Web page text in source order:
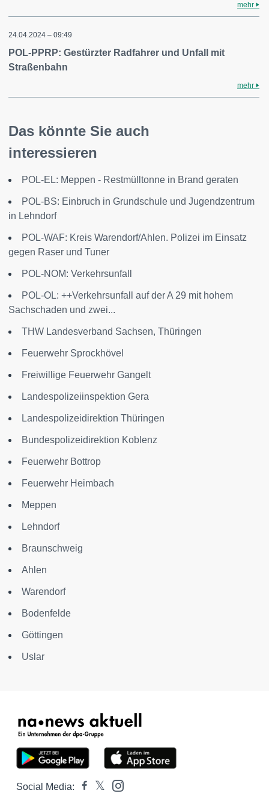
mehr
24.04.2024 – 09:49
POL-PPRP: Gestürzter Radfahrer und Unfall mit
Straßenbahn
mehr
Das könnte Sie auch
interessieren
POL-EL: Meppen - Restmülltonne in Brand geraten
POL-BS: Einbruch in Grundschule und Jugendzentrum
in Lehndorf
POL-WAF: Kreis Warendorf/Ahlen. Polizei im Einsatz
gegen Raser und Tuner
POL-NOM: Verkehrsunfall
POL-OL: ++Verkehrsunfall auf der A 29 mit hohem
Sachschaden und zwei...
THW Landesverband Sachsen, Thüringen
Feuerwehr Sprockhövel
Freiwillige Feuerwehr Gangelt
Landespolizeiinspektion Gera
Landespolizeidirektion Thüringen
Bundespolizeidirektion Koblenz
Feuerwehr Bottrop
Feuerwehr Heimbach
Meppen
Lehndorf
Braunschweig
Ahlen
Warendorf
Bodenfelde
Göttingen
Uslar
Social Media: